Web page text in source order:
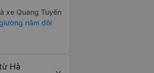
xe Quang Tuyến
nằm đôi
Hà